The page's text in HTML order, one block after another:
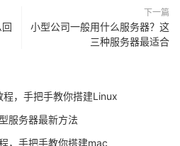
下一篇
小型公司一般用什么服务器？这
三种服务器最适合
，手把手教你搭建Linux
服务器最新方法
，手把手教你搭建mac